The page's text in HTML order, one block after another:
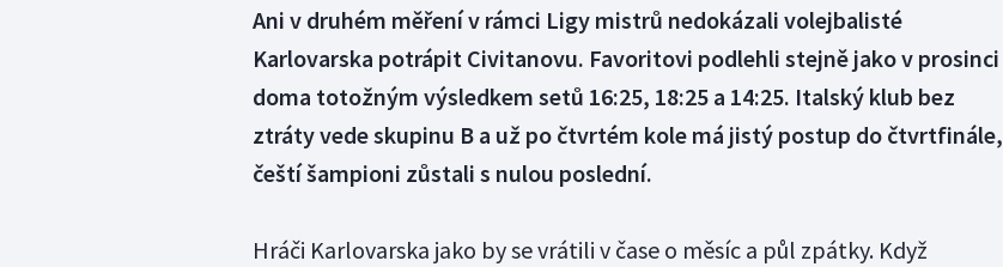
Ani v druhém měření v rámci Ligy mistrů nedokázali volejbalisté
Karlovarska potrápit Civitanovu. Favoritovi podlehli stejně jako v prosinci
doma totožným výsledkem setů 16:25, 18:25 a 14:25. Italský klub bez
ztráty vede skupinu B a už po čtvrtém kole má jistý postup do čtvrtfinále,
čeští šampioni zůstali s nulou poslední.
Hráči Karlovarska jako by se vrátili v čase o měsíc a půl zpátky. Když